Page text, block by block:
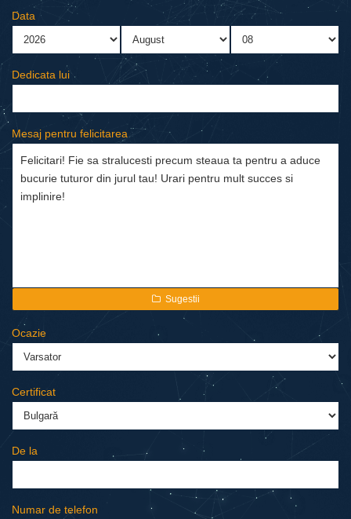
Data
Dedicata lui
Mesaj pentru felicitarea
Sugestii
Ocazie
Certificat
De la
Numar de telefon